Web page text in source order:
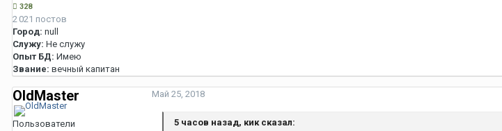
328
2 021 постов
Город: null
Служу: Не служу
Опыт БД: Имею
Звание: вечный капитан
OldMaster
Пользователи
Май 25, 2018
5 часов назад, кик сказал: